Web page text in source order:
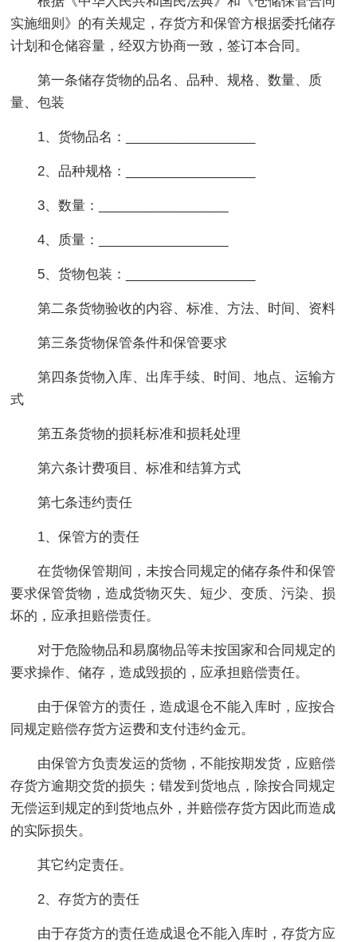
实施细则》的有关规定，存货方和保管方根据委托储存
计划和仓储容量，经双方协商一致，签订本合同。
第一条储存货物的品名、品种、规格、数量、质
量、包装
1、货物品名：__________________
2、品种规格：__________________
3、数量：__________________
4、质量：__________________
5、货物包装：__________________
第二条货物验收的内容、标准、方法、时间、资料
第三条货物保管条件和保管要求
第四条货物入库、出库手续、时间、地点、运输方
式
第五条货物的损耗标准和损耗处理
第六条计费项目、标准和结算方式
第七条违约责任
1、保管方的责任
在货物保管期间，未按合同规定的储存条件和保管
要求保管货物，造成货物灭失、短少、变质、污染、损
坏的，应承担赔偿责任。
对于危险物品和易腐物品等未按国家和合同规定的
要求操作、储存，造成毁损的，应承担赔偿责任。
由于保管方的责任，造成退仓不能入库时，应按合
同规定赔偿存货方运费和支付违约金元。
由保管方负责发运的货物，不能按期发货，应赔偿
存货方逾期交货的损失；错发到货地点，除按合同规定
无偿运到规定的到货地点外，并赔偿存货方因此而造成
的实际损失。
其它约定责任。
2、存货方的责任
由于存货方的责任造成退仓不能入库时，存货方应